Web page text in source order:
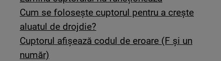
Cum se folosește cuptorul pentru a crește
aluatul de drojdie?
Cuptorul afișează codul de eroare (F și un
număr)